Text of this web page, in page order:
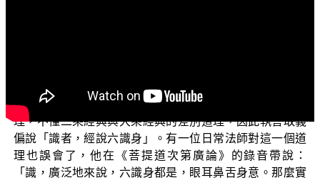
從來的第八識阿賴耶識。宗喀巴只知十二因緣而不懂十因
緣，因此不知此識支有通於六識身與第八識的微妙甚深道
理，不懂二乘經典與大乘經典的差別道理，因此執言取義
偏說「識者，經說六識身」。有一位日常法師對這一個道
理也誤會了，他在《菩提道次第廣論》的錄音帶說：
「識，廣泛地來說，六識身都是，眼耳鼻舌身意。那麼實